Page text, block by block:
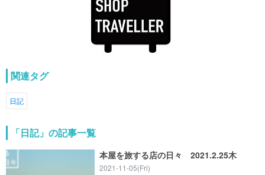
関連タグ
日記
「日記」の記事一覧
本屋を旅する店の日々 2021.2.25木
2021-11-05(Fri)